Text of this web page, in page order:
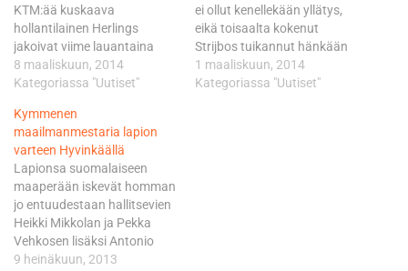
KTM:ää kuskaava
hollantilainen Herlings
jakoivat viime lauantaina
Qatarissa ajetun MM-
avauksen erävoitot. Sama
kärjessä, kun panoksena oli
Thaimaan helteisen
osakilpailun karsintaerän
voitto Si Rachan radalla.
Ferrandis hoiti homman
edukseen 0,783 sekunnin
erolla sarjaa johtavaan
Herlingsiin. Herlings puristi
Ferrandisin ohi toiseksi
8 maaliskuun, 2014
Kategoriassa "Uutiset"
ei ollut kenellekään yllätys,
eikä toisaalta kokenut
Strijbos tuikannut hänkään
Suzukillaan suinkaan täysin
puskista. Strijbos tervehti
1 maaliskuun, 2014
Kategoriassa "Uutiset"
Kymmenen
maailmanmestaria lapion
varteen Hyvinkäällä
Lapionsa suomalaiseen
maaperään iskevät homman
jo entuudestaan hallitsevien
Heikki Mikkolan ja Pekka
Vehkosen lisäksi Antonio
Cairoli, Harry Everts, Stefan
9 heinäkuun, 2013